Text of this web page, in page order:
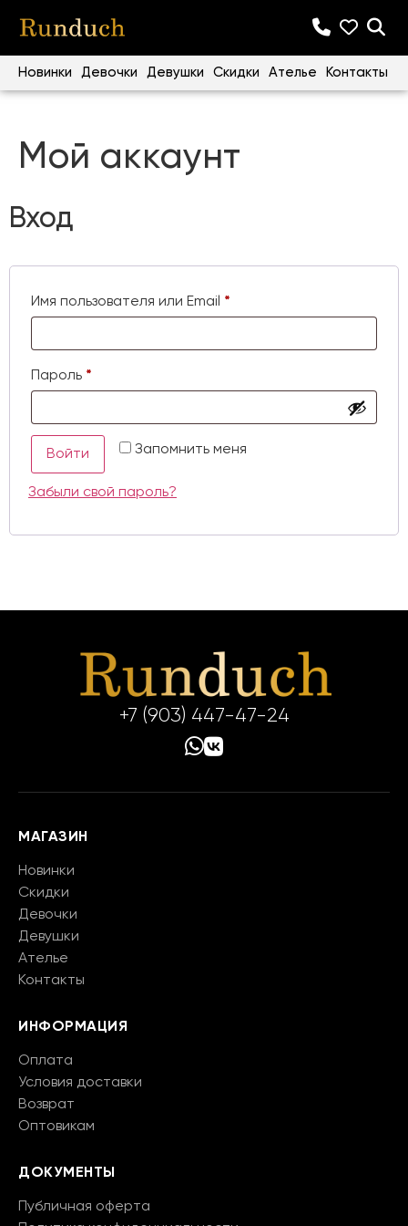
Новинки Девочки Девушки Скидки Ателье Контакты
Мой аккаунт
Вход
Имя пользователя или Email *
Пароль *
Запомнить меня
Войти
Забыли свой пароль?
+7 (903) 447-47-24
МАГАЗИН
Новинки
Скидки
Девочки
Девушки
Ателье
Контакты
ИНФОРМАЦИЯ
Оплата
Условия доставки
Возврат
Оптовикам
ДОКУМЕНТЫ
Публичная оферта